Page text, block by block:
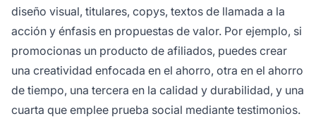
diseño visual, titulares, copys, textos de llamada a la
acción y énfasis en propuestas de valor. Por ejemplo, si
promocionas un producto de afiliados, puedes crear
una creatividad enfocada en el ahorro, otra en el ahorro
de tiempo, una tercera en la calidad y durabilidad, y una
cuarta que emplee prueba social mediante testimonios.